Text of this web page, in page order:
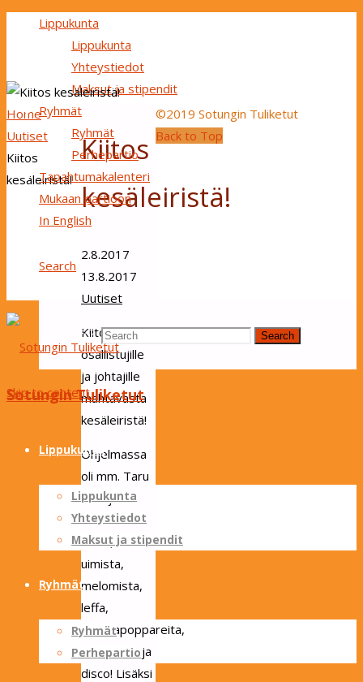
Lippukunta
Lippukunta
Yhteystiedot
Maksut ja stipendit
Ryhmät
Ryhmät
Perhepartio
Tapahtumakalenteri
Mukaan partioon
In English
Search
Search for: Search
Sotungin Tuliketut
Skip to content
Lippukunta
Lippukunta
Yhteystiedot
Maksut ja stipendit
Ryhmät
Ryhmät
Perhepartio
Home
Uutiset
Kiitos
kesäleiristä!
Kiitos
kesäleiristä!
2.8.2017
13.8.2017
Uutiset
Kiitos kaikille
osallistujille
ja johtajille
mahtavasta
kesäleiristä!
Ohjelmassa
oli mm. Taru
Porojen
Herrasta -
haikki,
uimista,
melomista,
leffa,
trangiapoppareita,
askartelua ja
disco! Lisäksi
©2019 Sotungin Tuliketut
Back to Top